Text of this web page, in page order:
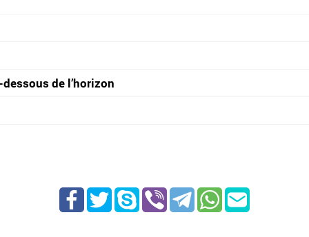
de l’horizon